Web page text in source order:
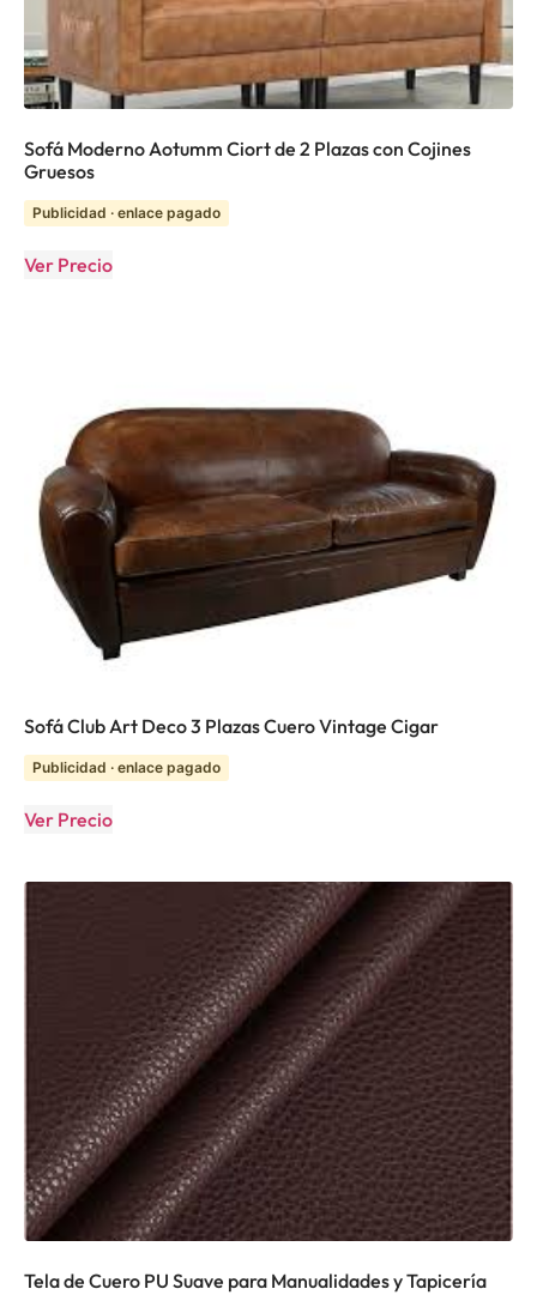
Sofá Moderno Aotumm Ciort de 2 Plazas con Cojines
Gruesos
Publicidad · enlace pagado
Ver Precio
Sofá Club Art Deco 3 Plazas Cuero Vintage Cigar
Publicidad · enlace pagado
Ver Precio
Tela de Cuero PU Suave para Manualidades y Tapicería